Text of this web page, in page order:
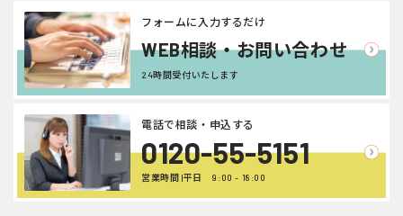
WEB相談・お問い合わせ
フォームに入力するだけ
24時間受付いたします
0120-55-5151
電話で相談・申込する
営業時間 |平日 9:00 - 18:00